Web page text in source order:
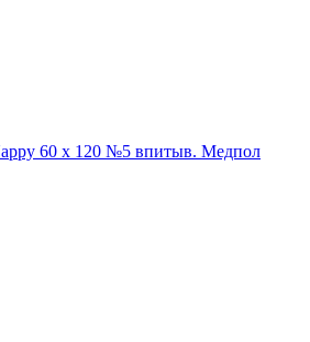
60 х 120 №5 впитыв. Медпол